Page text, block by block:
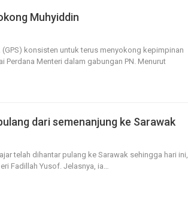
Muhyiddin
(GPS) konsisten untuk terus menyokong kepimpinan
Perdana Menteri dalam gabungan PN. Menurut
dari semenanjung ke Sarawak
telah dihantar pulang ke Sarawak sehingga hari ini,
Fadillah Yusof. Jelasnya, ia…